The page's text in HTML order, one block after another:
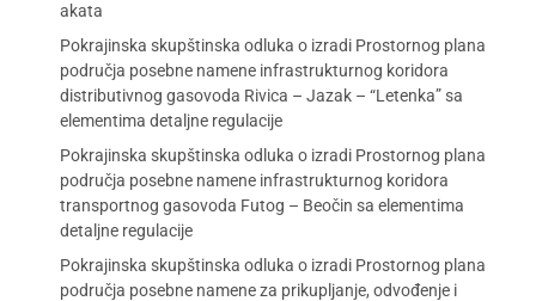
akata
Pokrajinska skupštinska odluka o izradi Prostornog plana
područja posebne namene infrastrukturnog koridora
distributivnog gasovoda Rivica – Jazak – “Letenka” sa
elementima detaljne regulacije
Pokrajinska skupštinska odluka o izradi Prostornog plana
područja posebne namene infrastrukturnog koridora
transportnog gasovoda Futog – Beočin sa elementima
detaljne regulacije
Pokrajinska skupštinska odluka o izradi Prostornog plana
područja posebne namene za prikupljanje, odvođenje i